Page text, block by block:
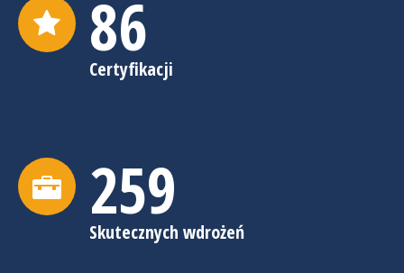
86
Certyfikacji
260
Skutecznych wdrożeń